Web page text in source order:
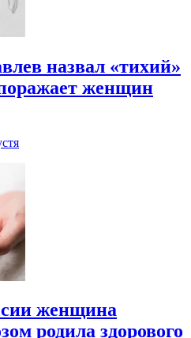
назвал «тихий»
женщин
женщина
родила здорового